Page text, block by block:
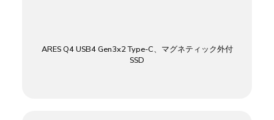
ARES Q4 USB4 Gen3x2 Type-C、マグネティック外付
SSD